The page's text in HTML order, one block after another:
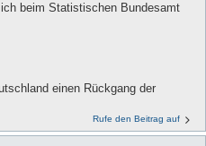
beim Statistischen Bundesamt
einen Rückgang der
Rufe den Beitrag auf